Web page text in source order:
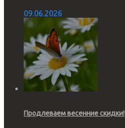
09.06.2026
Продлеваем весенние скидки!